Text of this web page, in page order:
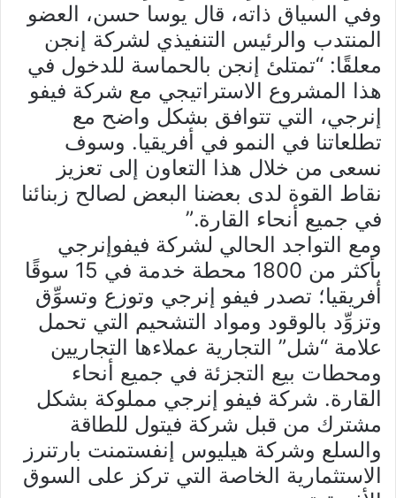
وفي السياق ذاته، قال يوسا حسن، العضو
المنتدب والرئيس التنفيذي لشركة إنجن
معلقًا: “تمتلئ إنجن بالحماسة للدخول في
هذا المشروع الاستراتيجي مع شركة فيفو
إنرجي، التي تتوافق بشكل واضح مع
تطلعاتنا في النمو في أفريقيا. وسوف
نسعى من خلال هذا التعاون إلى تعزيز
نقاط القوة لدى بعضنا البعض لصالح زبنائنا
في جميع أنحاء القارة.”
ومع التواجد الحالي لشركة فيفوإنرجي
بأكثر من 1800 محطة خدمة في 15 سوقًا
أفريقيا؛ تصدر فيفو إنرجي وتوزع وتسوِّق
وتزوِّد بالوقود ومواد التشحيم التي تحمل
علامة “شل” التجارية عملاءها التجاريين
ومحطات بيع التجزئة في جميع أنحاء
القارة. شركة فيفو إنرجي مملوكة بشكل
مشترك من قبل شركة فيتول للطاقة
والسلع وشركة هيليوس إنفستمنت بارتنرز
الاستثمارية الخاصة التي تركز على السوق